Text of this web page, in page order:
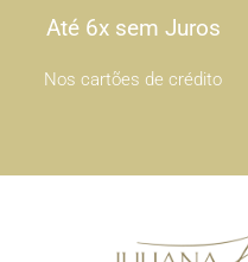
Até 6x sem Juros
Nos cartões de crédito